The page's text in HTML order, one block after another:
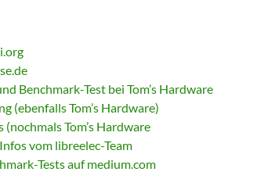
Benchmark-Test bei Tom’s Hardware
(ebenfalls Tom’s Hardware)
Tom’s Hardware
vom libreelec-Team
Tests auf medium.com